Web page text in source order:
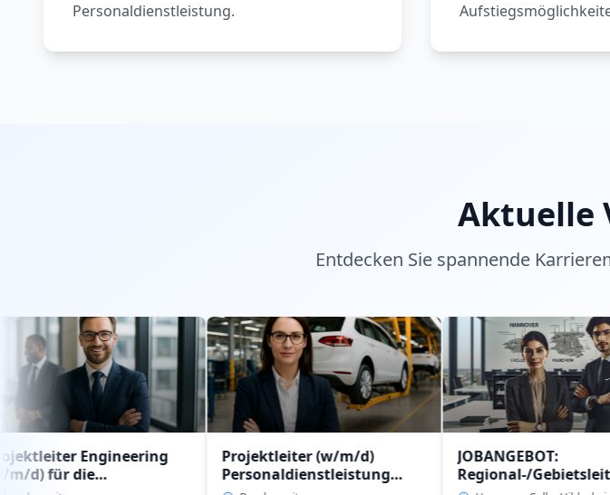
Personaldienstleistung.
Aktuelle
Entdecken Sie spannende
Projektleiter (w/m/d)
Personaldienstleistung
JOBANGEBOT:
Regional-/Gebietsleitung